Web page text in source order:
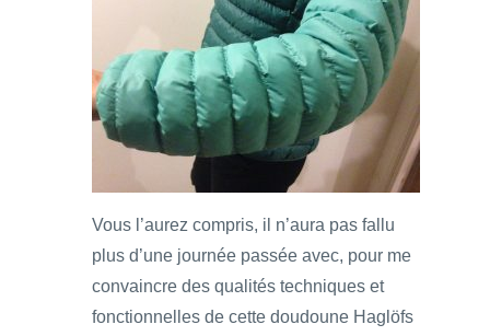
Vous l’aurez compris, il n’aura pas fallu
plus d’une journée passée avec, pour me
convaincre des qualités techniques et
fonctionnelles de cette doudoune Haglöfs